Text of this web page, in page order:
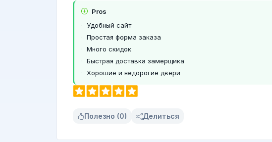
Pros
Удобный сайт
Простая форма заказа
Много скидок
Быстрая доставка замерщика
Хорошие и недорогие двери
Полезно (0) Делиться